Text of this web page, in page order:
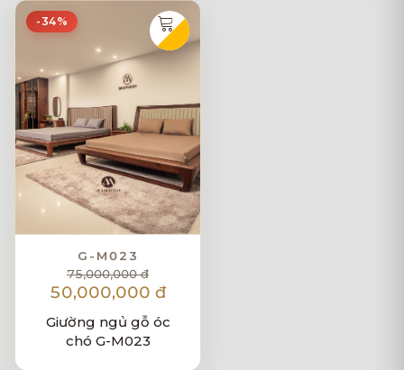
-34%
G-M023
75,000,000 đ
50,000,000 đ
Giường ngủ gỗ óc
chó G-M023